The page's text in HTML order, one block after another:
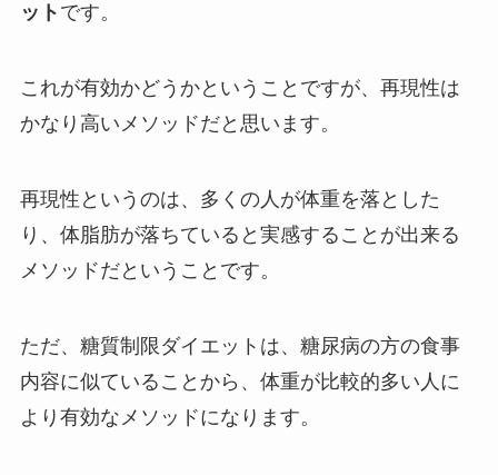
ット です。
これが有効かどうかということですが、再現性は
かなり高いメソッドだと思います。
再現性というのは、多くの人が体重を落とした
り、体脂肪が落ちていると実感することが出来る
メソッドだということです。
ただ、糖質制限ダイエットは、糖尿病の方の食事
内容に似ていることから、体重が比較的多い人に
より有効なメソッドになります。